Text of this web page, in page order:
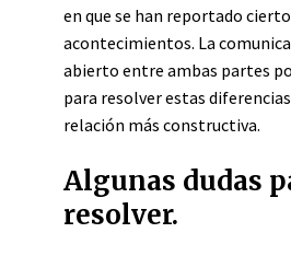
en que se han reportado
acontecimientos. La
abierto entre ambas partes
para resolver estas
relación más constructiva.
Algunas dudas
resolver.